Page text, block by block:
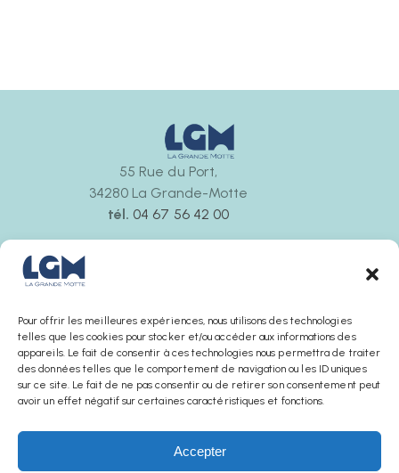
Pour offrir les meilleures expériences, nous utilisons des technologies
telles que les cookies pour stocker et/ou accéder aux informations des
appareils. Le fait de consentir à ces technologies nous permettra de traiter
des données telles que le comportement de navigation ou les ID uniques
sur ce site. Le fait de ne pas consentir ou de retirer son consentement peut
avoir un effet négatif sur certaines caractéristiques et fonctions.
Accepter
55 Rue du Port,
34280 La Grande-Motte
tél. 04 67 56 42 00
de 9h30 à 12h00 et de 14h30 à 18h00
tourisme